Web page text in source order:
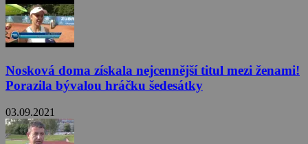
Nosková doma získala nejcennější titul mezi ženami!
Porazila bývalou hráčku šedesátky
03.09.2021